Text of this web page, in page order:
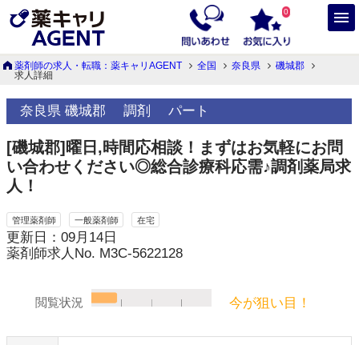
0
薬剤師の求人・転職：薬キャリAGENT 全国 奈良県
磯城郡
求人詳細
奈良県 磯城郡 調剤 パート
[磯城郡]曜日,時間応相談！まずはお気軽にお問
い合わせください◎総合診療科応需♪調剤薬局求
人！
管理薬剤師 一般薬剤師 在宅
更新日：09月14日
薬剤師求人No. M3C-5622128
閲覧状況 今が狙い目！